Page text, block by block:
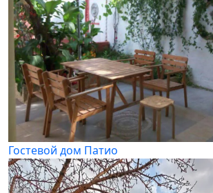
Гостевой дом Патио